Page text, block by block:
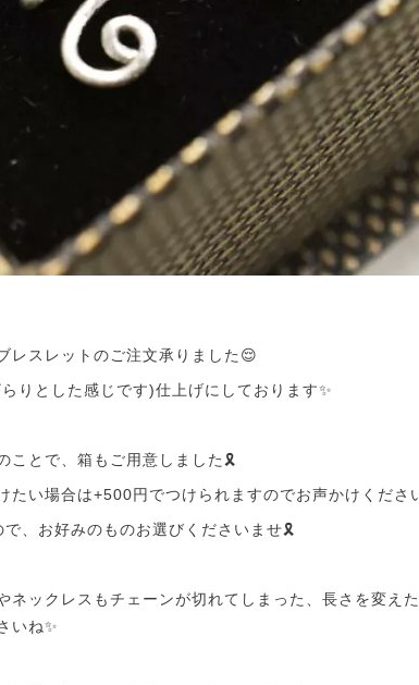
レスレットのご注文承りました😌
りとした感じです)仕上げにしております✨
ことで、箱もご用意しました🎗️
たい場合は+500円でつけられますのでお声かけくださ
、お好みのものお選びくださいませ🎗️
ネックレスもチェーンが切れてしまった、長さを変え
いね✨